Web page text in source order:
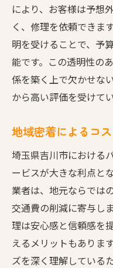
により、お客様は予想
く、修理を依頼できま
明を受けることで、予
能です。この透明性の
係を築く上で欠かせな
から高い評価を受けてい
地域密着によるコ
埼玉県吉川市における
ービスが大きな利点と
業者は、地元ならでは
交通費の削減に寄与し
理は安心感と信頼感を
えるメリットもありま
ズを深く理解している